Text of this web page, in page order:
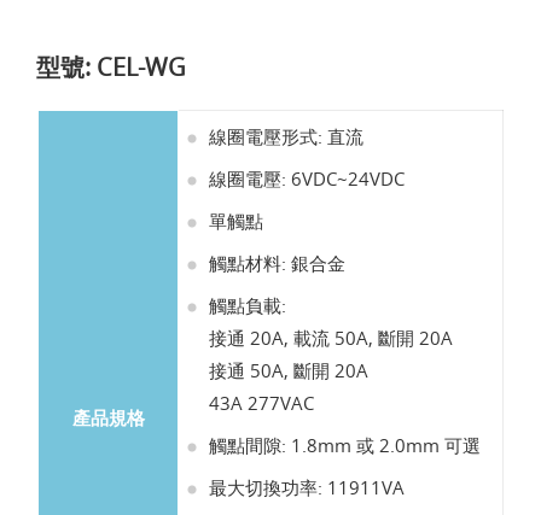
型號: CEL-WG
產品規格
線圈電壓形式: 直流
線圈電壓: 6VDC~24VDC
單觸點
觸點材料: 銀合金
觸點負載:
接通 20A, 載流 50A, 斷開 20A
接通 50A, 斷開 20A
43A 277VAC
觸點間隙: 1.8mm 或 2.0mm 可選
最大切換功率: 11911VA